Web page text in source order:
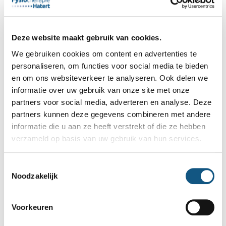
Deze website maakt gebruik van cookies.
We gebruiken cookies om content en advertenties te
personaliseren, om functies voor social media te bieden
en om ons websiteverkeer te analyseren. Ook delen we
informatie over uw gebruik van onze site met onze
partners voor social media, adverteren en analyse. Deze
partners kunnen deze gegevens combineren met andere
informatie die u aan ze heeft verstrekt of die ze hebben
verzameld op basis van uw gebruik van hun services.
Noodzakelijk
Voorkeuren
2 november 2022
Fysiotherapie
4
die onder de
vallen (wist je